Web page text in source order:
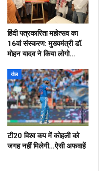
हिंदी पत्रकारिता महोत्सव का
16वां संस्करण: मुख्यमंत्री डॉ.
मोहन यादव ने किया लोगो…
खेल
टी20 विश्व कप में कोहली को
जगह नहीं मिलेगी…ऐसी अफवाहें